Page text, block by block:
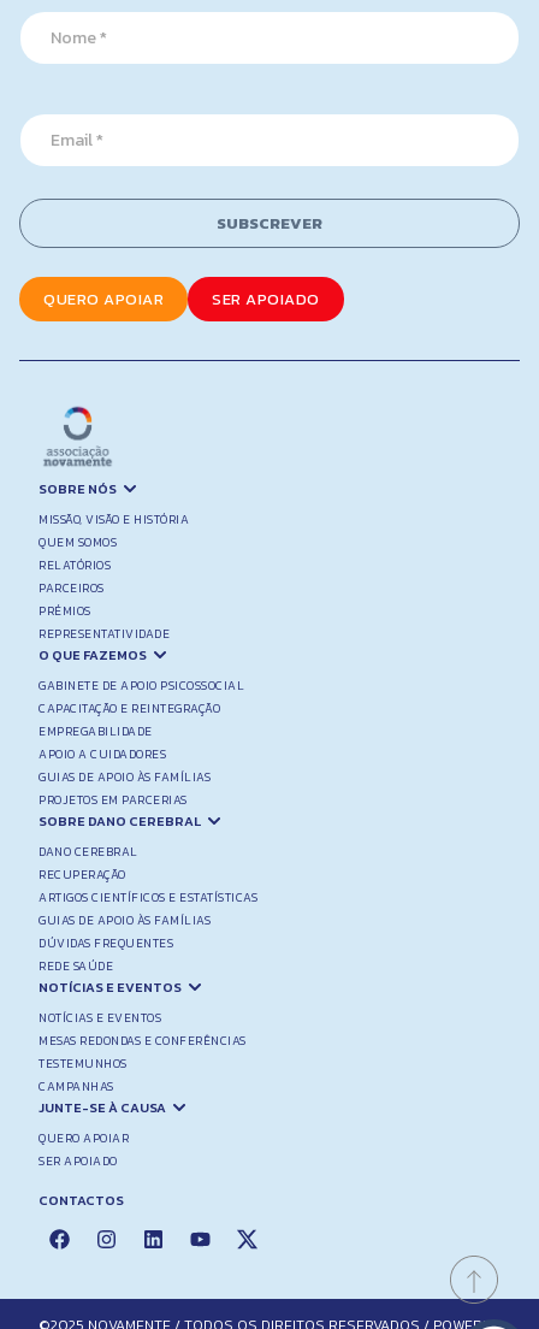
E
m
l
N
a
e
N
a
m
E
m
a
l
*
SUBSCREVER
QUERO APOIAR SER APOIADO
SOBRE NÓS
MISSÃO, VISÃO E HISTÓRIA
QUEM SOMOS
RELATÓRIOS
PARCEIROS
PRÉMIOS
REPRESENTATIVIDADE
O QUE FAZEMOS
GABINETE DE APOIO PSICOSSOCIAL
CAPACITAÇÃO E REINTEGRAÇÃO
EMPREGABILIDADE
APOIO A CUIDADORES
GUIAS DE APOIO ÀS FAMÍLIAS
PROJETOS EM PARCERIAS
SOBRE DANO CEREBRAL
DANO CEREBRAL
RECUPERAÇÃO
ARTIGOS CIENTÍFICOS E ESTATÍSTICAS
GUIAS DE APOIO ÀS FAMÍLIAS
DÚVIDAS FREQUENTES
REDE SAÚDE
NOTÍCIAS E EVENTOS
NOTÍCIAS E EVENTOS
MESAS REDONDAS E CONFERÊNCIAS
TESTEMUNHOS
CAMPANHAS
JUNTE-SE À CAUSA
QUERO APOIAR
SER APOIADO
CONTACTOS